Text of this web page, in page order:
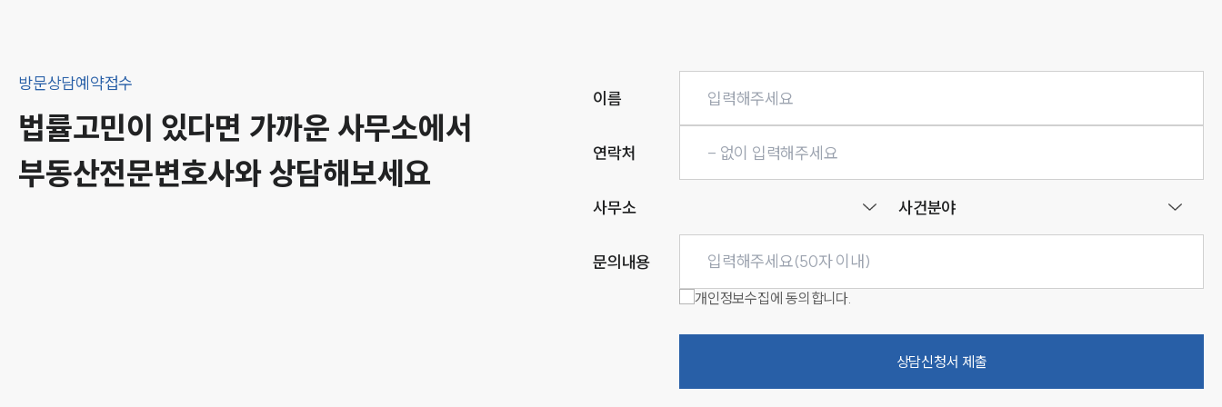
방문상담예약접수
법률고민이 있다면 가까운 사무소에서
부동산전문변호사와 상담해보세요
이름
연락처
사무소 사건분야
문의내용
개인정보수집에 동의합니다.
상담신청서 제출